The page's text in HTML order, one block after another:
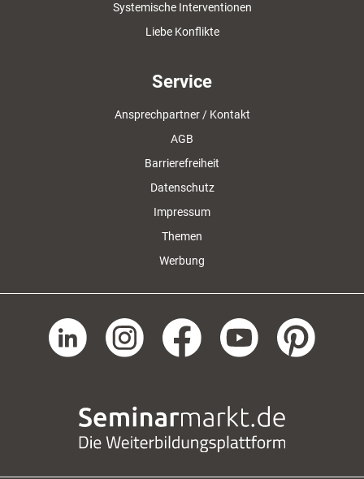
Systemische Interventionen
Liebe Konflikte
Service
Ansprechpartner / Kontakt
AGB
Barrierefreiheit
Datenschutz
Impressum
Themen
Werbung